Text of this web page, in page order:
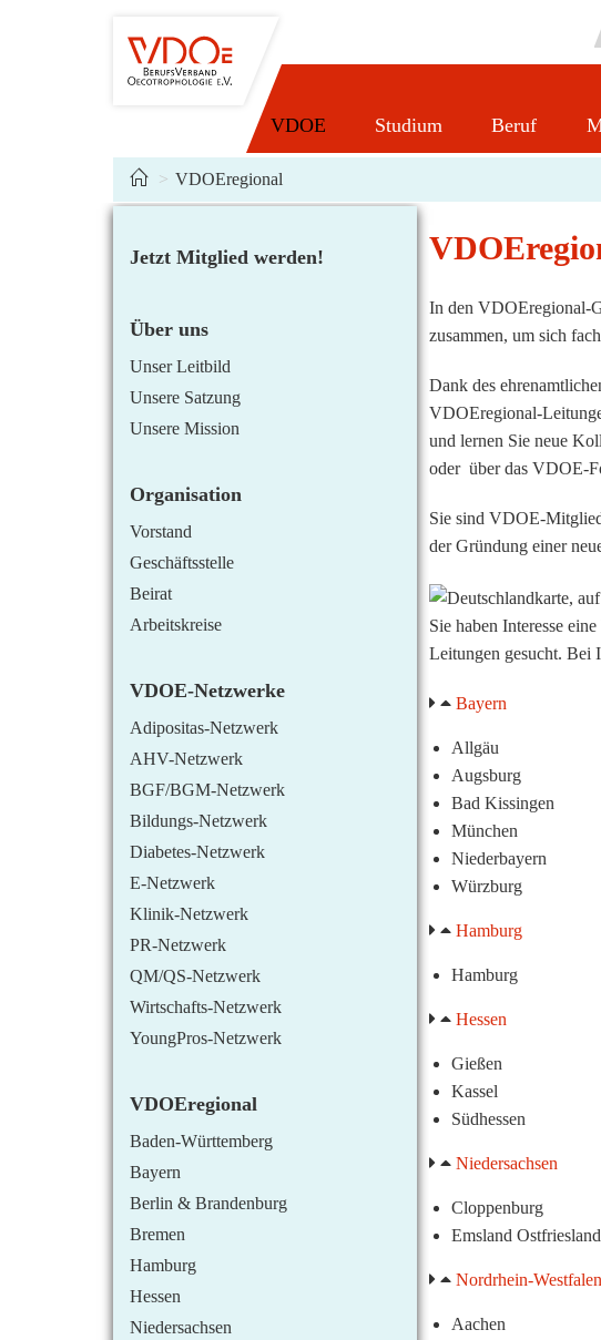
VDOE Studium Beruf
> VDOEregional
Jetzt Mitglied werden!
Über uns
Unser Leitbild
Unsere Satzung
Unsere Mission
Organisation
Vorstand
Geschäftsstelle
Beirat
Arbeitskreise
VDOE-Netzwerke
Adipositas-Netzwerk
AHV-Netzwerk
BGF/BGM-Netzwerk
Bildungs-Netzwerk
Diabetes-Netzwerk
E-Netzwerk
Klinik-Netzwerk
PR-Netzwerk
QM/QS-Netzwerk
Wirtschafts-Netzwerk
YoungPros-Netzwerk
VDOEregional
Baden-Württemberg
Bayern
Berlin & Brandenburg
Bremen
Hamburg
Hessen
Niedersachsen
In den VDOEregional-
zusammen, um sich
Dank des
VDOEregional-
und lernen Sie neue
oder über das VDOE-
Sie sind VDOE-
der Gründung einer
Sie haben Interesse
Leitungen gesucht. Bei
Bayern
Allgäu
Augsburg
Bad Kissingen
München
Niederbayern
Würzburg
Hamburg
Hamburg
Hessen
Gießen
Kassel
Südhessen
Niedersachsen
Cloppenburg
Emsland Ostfriesland
Nordrhein-Westfalen
Aachen